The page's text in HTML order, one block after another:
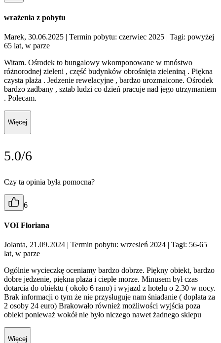
wrażenia z pobytu
Marek, 30.06.2025 | Termin pobytu: czerwiec 2025 | Tagi: powyżej
65 lat, w parze
Witam. Ośrodek to bungalowy wkomponowane w mnóstwo
różnorodnej zieleni , część budynków obrośnięta zieleniną . Piękna
czysta plaża . Jedzenie rewelacyjne , bardzo urozmaicone. Ośrodek
bardzo zadbany , sztab ludzi co dzień pracuje nad jego utrzymaniem
. Polecam.
Więcej
5.0/6
Czy ta opinia była pomocna?
6
VOI Floriana
Jolanta, 21.09.2024 | Termin pobytu: wrzesień 2024 | Tagi: 56-65
lat, w parze
Ogólnie wycieczkę oceniamy bardzo dobrze. Piękny obiekt, bardzo
dobre jedzenie, piękna plaża i ciepłe morze. Minusem był czas
dotarcia do obiektu ( około 6 rano) i wyjazd z hotelu o 2.30 w nocy.
Brak informacji o tym że nie przysługuje nam śniadanie ( dopłata za
2 osoby 24 euro) Brakowało również możliwości wyjścia poza
obiekt ponieważ wokół nie było niczego nawet żadnego sklepu
Więcej